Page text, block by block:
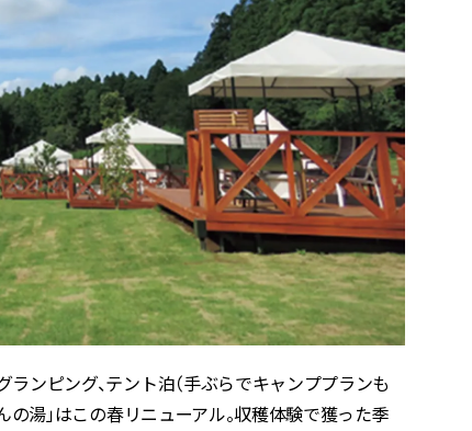
ンピング、テント泊（手ぶらでキャンププランも
の湯」はこの春リニューアル。収穫体験で獲った季
Jul, 13, 2026
ぐせ直し”はもういらな
に仕込む「ヘアケア家
| CLASSY.[クラッシィ]
Sep, 4, 2025
“キャトル”で人気急上昇【ブシ
ュロン】の『ブライダルリン
グ』は普段使いもしやすい！ |
CLASSY.[クラッシィ]